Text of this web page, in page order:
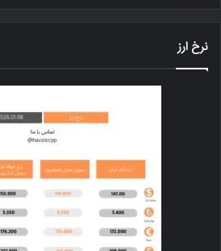
نرخ ارز